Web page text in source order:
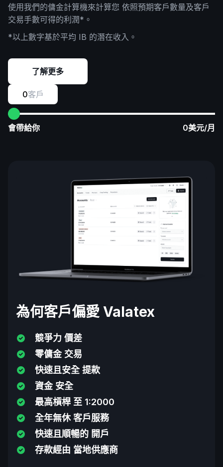
使用我們的傭金計算機來計算您 依照預期客戶數量及客戶
交易手數可得的利潤*。
*以上數字基於平均 IB 的潛在收入。
了解更多
0客戶
會帶給你 0美元/月
為何客戶偏愛 Valatex
競爭力 價差
零傭金 交易
快速且安全 提款
資金 安全
最高槓桿 至 1:2000
全年無休 客戶服務
快速且順暢的 開戶
存款經由 當地供應商